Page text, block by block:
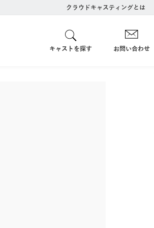
クラウドキャスティングとは
キャストを探す お問い合わせ